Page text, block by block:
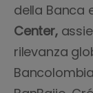
della Banca
Center,
rilevanza